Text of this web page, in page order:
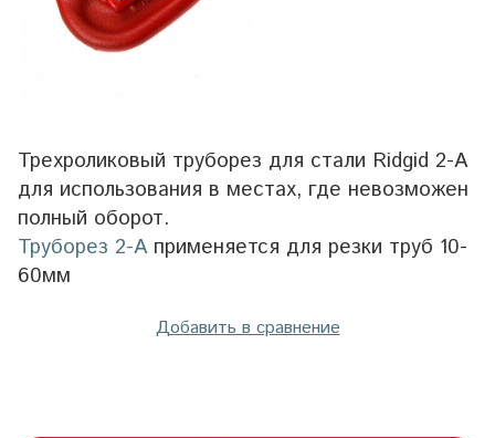
Трехроликовый труборез для стали Ridgid 2-А
для использования в местах, где невозможен
полный оборот.
Труборез 2-Априменяется для резки труб 10-
60мм
Добавить в сравнение